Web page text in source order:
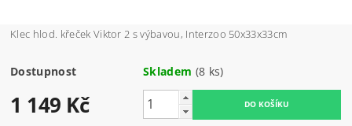
Klec hlod. křeček Viktor 2 s výbavou, Interzoo 50x33x33cm
Dostupnost Skladem (8 ks)
1 149 Kč